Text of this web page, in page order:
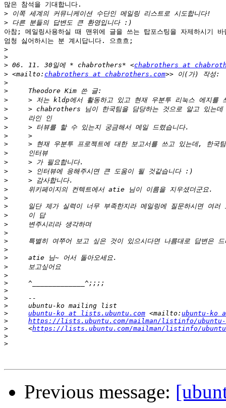
많은 참석을 기대합니다.
>
>
아참; 메일링사용하실 때 맨위에 글을 쓰는 탑포스팅을 자제하시기 바
엄청 싫어하시는 분 계시답니다. 으흐흐;
>
>
> 06. 11. 30일에 * chabrothers* <chabrothers at
> <mailto: chabrothers at chabrothers.com
>
>
>
>
>
>
>
>
>
>
>
>
>
>
>
>
>
>
>
>
>
>
>
>
>
>
>
>
ubuntu-ko at lists.ubuntu.com <mailto: ubuntu-ko
>
https://lists.ubuntu.com/mailman/listinfo/ubuntu-
>
     <
https://lists.ubuntu.com/mailman/listinfo/
>
>
Previous message: